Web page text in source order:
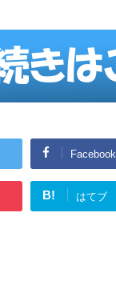
Facebook
B! はてブ